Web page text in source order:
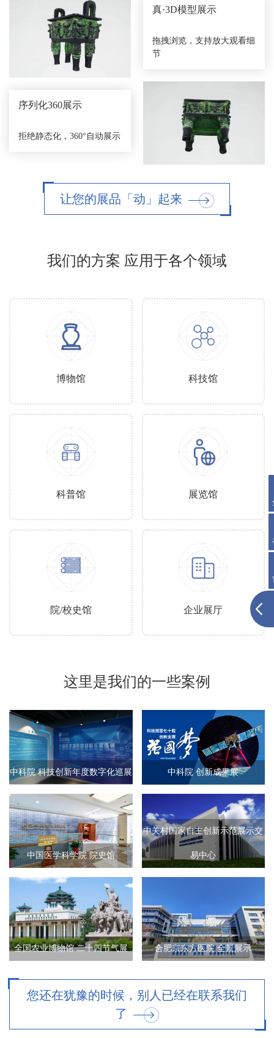
序列化360展示
拒绝静态化，360°自动展示
真·3D模型展示
拖拽浏览，支持放大观看细
节
让您的展品「动」起来
我们的方案 应用于各个领域
博物馆 科技馆
科普馆 展览馆
院/校史馆 企业展厅
这里是我们的一些案例
中科院 科技创新年度数字化巡展 中科院 创新成果展
中国医学科学院 院史馆
中关村国家自主创新示范展示交
易中心
全国农业博物馆 二十四节气展 合肥京东方医院 全景展示
您还在犹豫的时候，别人已经在联系我们
了